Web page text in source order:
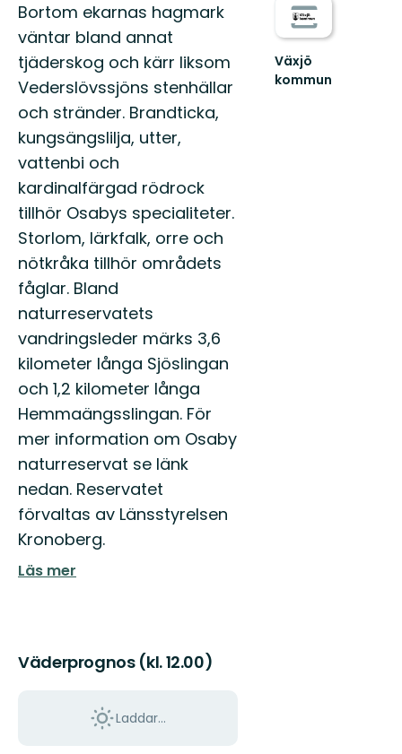
Bortom ekarnas hagmark
väntar bland annat
tjäderskog och kärr liksom
Vederslövssjöns stenhällar
och stränder. Brandticka,
kungsängslilja, utter,
vattenbi och
kardinalfärgad rödrock
tillhör Osabys specialiteter.
Storlom, lärkfalk, orre och
nötkråka tillhör områdets
fåglar. Bland
naturreservatets
vandringsleder märks 3,6
kilometer långa Sjöslingan
och 1,2 kilometer långa
Hemmaängsslingan. För
mer information om Osaby
naturreservat se länk
nedan. Reservatet
förvaltas av Länsstyrelsen
Kronoberg.
Läs mer
Väderprognos (kl. 12.00)
Laddar...
Växjö
kommun